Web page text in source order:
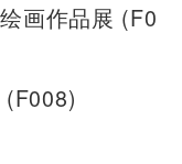
画作品展 (F0